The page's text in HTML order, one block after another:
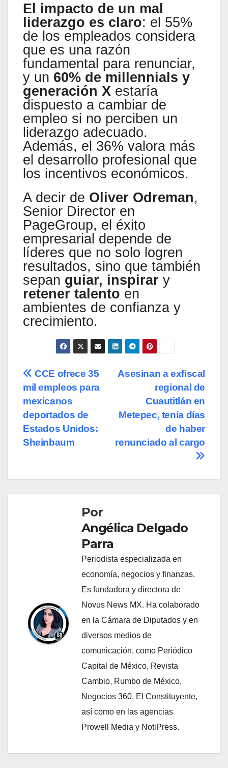
El impacto de un mal
liderazgo es claro: el 55%
de los empleados considera
que es una razón
fundamental para renunciar,
y un 60% de millennials y
generación X estaría
dispuesto a cambiar de
empleo si no perciben un
liderazgo adecuado.
Además, el 36% valora más
el desarrollo profesional que
los incentivos económicos.
A decir de Oliver Odreman,
Senior Director en
PageGroup, el éxito
empresarial depende de
líderes que no solo logren
resultados, sino que también
sepan guiar, inspirar y
retener talento en
ambientes de confianza y
crecimiento.
Navegación
de
entradas
Asesinan a exfiscal
regional de
Cuautitlán en
Metepec, tenía días
de haber
renunciado al cargo
CCE ofrece 35
mil empleos para
mexicanos
deportados de
Estados Unidos:
Sheinbaum
Por
Angélica Delgado
Parra
Periodista especializada en
economía, negocios y finanzas.
Es fundadora y directora de
Novus News MX. Ha colaborado
en la Cámara de Diputados y en
diversos medios de
comunicación, como Periódico
Capital de México, Revista
Cambio, Rumbo de México,
Negocios 360, El Constituyente,
así como en las agencias
Prowell Media y NotiPress.